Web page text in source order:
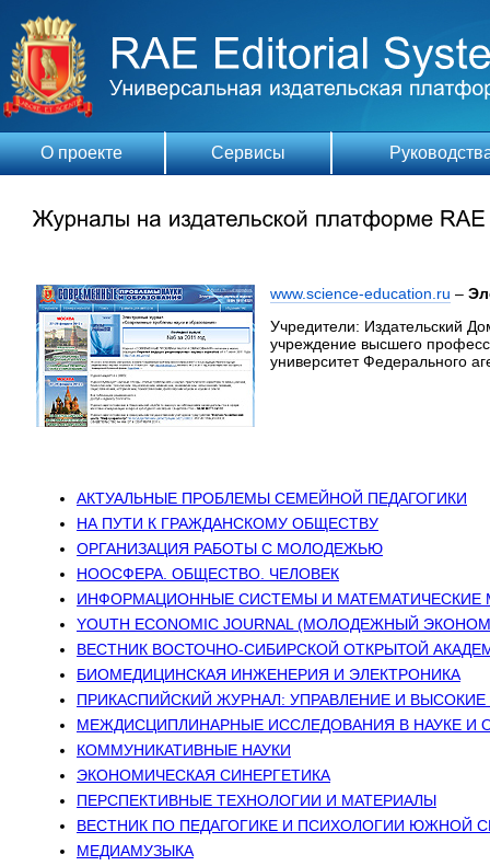
О проекте Сервисы
www.science-education.ru –
Учредители: Издательский
учреждение высшего
университет Федерального
АКТУАЛЬНЫЕ ПРОБЛЕМЫ СЕМЕЙНОЙ ПЕДАГОГИКИ
НА ПУТИ К ГРАЖДАНСКОМУ ОБЩЕСТВУ
ОРГАНИЗАЦИЯ РАБОТЫ С МОЛОДЕЖЬЮ
НООСФЕРА. ОБЩЕСТВО. ЧЕЛОВЕК
ИНФОРМАЦИОННЫЕ СИСТЕМЫ И МАТЕМАТИЧЕСКИЕ
YOUTH ECONOMIC JOURNAL (МОЛОДЕЖНЫЙ
ВЕСТНИК ВОСТОЧНО-СИБИРСКОЙ ОТКРЫТОЙ
БИОМЕДИЦИНСКАЯ ИНЖЕНЕРИЯ И ЭЛЕКТРОНИКА
ПРИКАСПИЙСКИЙ ЖУРНАЛ: УПРАВЛЕНИЕ И
МЕЖДИСЦИПЛИНАРНЫЕ ИССЛЕДОВАНИЯ В НАУКЕ И
КОММУНИКАТИВНЫЕ НАУКИ
ЭКОНОМИЧЕСКАЯ СИНЕРГЕТИКА
ПЕРСПЕКТИВНЫЕ ТЕХНОЛОГИИ И МАТЕРИАЛЫ
ВЕСТНИК ПО ПЕДАГОГИКЕ И ПСИХОЛОГИИ ЮЖНОЙ
МЕДИАМУЗЫКА